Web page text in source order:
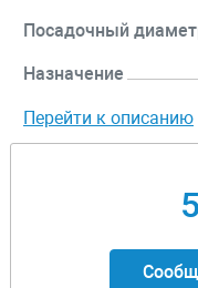
Посадочный
Назначение
Перейти к описанию